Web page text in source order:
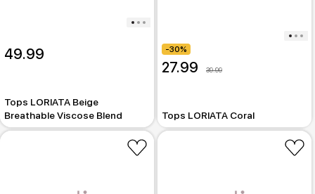
49.99
Tops LORIATA Beige
Breathable Viscose Blend
-30%
27.99 39.99
Tops LORIATA Coral